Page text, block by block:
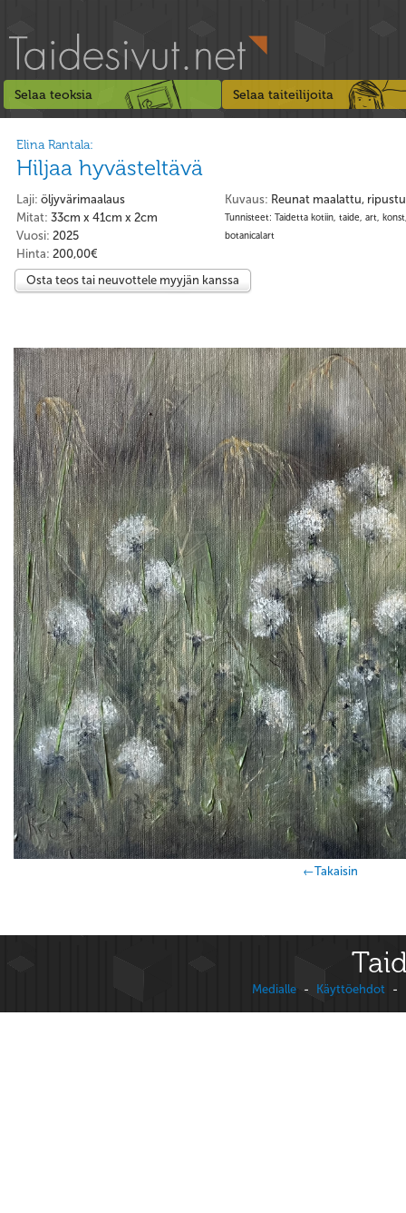
Selaa teoksia Selaa taiteilijoita
Elina Rantala:
Hiljaa hyvästeltävä
Kuvaus: Reunat maalattu,
Tunnisteet: Taidetta kotiin, taide, art,
botanicalart
Laji: öljyvärimaalaus
Mitat: 33cm x 41cm x 2cm
Vuosi: 2025
Hinta: 200,00€
Osta teos tai neuvottele myyjän kanssa
←Takaisin
Medialle - Käyttöehdot -